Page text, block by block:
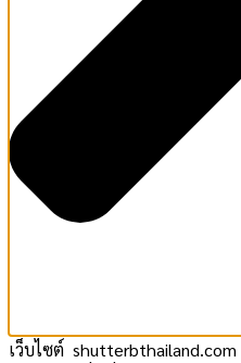
เว็บไซต์ shutterbthailand.com